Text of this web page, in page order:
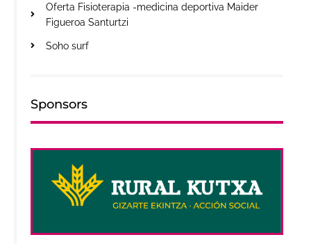
Oferta Fisioterapia -medicina deportiva Maider
Figueroa Santurtzi
Soho surf
Sponsors